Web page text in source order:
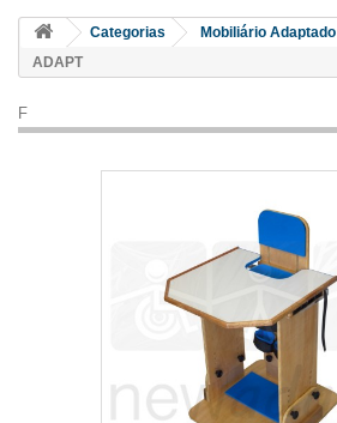
Categorias Mobiliário Adaptado
ADAPT
F